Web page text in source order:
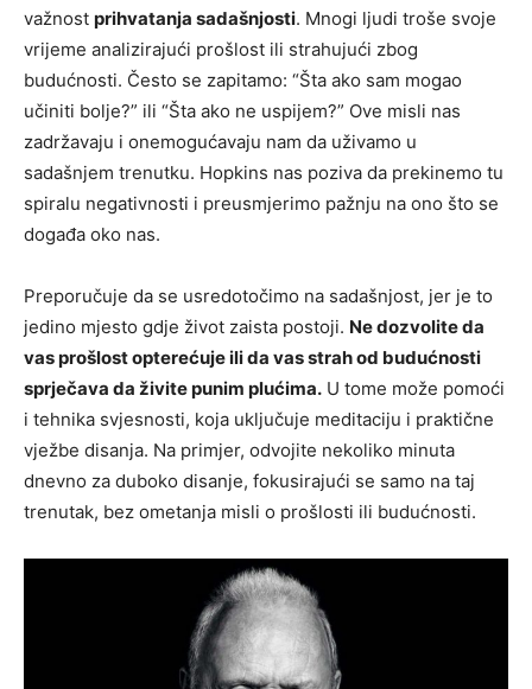
važnost prihvatanja sadašnjosti. Mnogi ljudi troše svoje
vrijeme analizirajući prošlost ili strahujući zbog
budućnosti. Često se zapitamo: “Šta ako sam mogao
učiniti bolje?” ili “Šta ako ne uspijem?” Ove misli nas
zadržavaju i onemogućavaju nam da uživamo u
sadašnjem trenutku. Hopkins nas poziva da prekinemo tu
spiralu negativnosti i preusmjerimo pažnju na ono što se
događa oko nas.
Preporučuje da se usredotočimo na sadašnjost, jer je to
jedino mjesto gdje život zaista postoji. Ne dozvolite da
vas prošlost opterećuje ili da vas strah od budućnosti
sprječava da živite punim plućima. U tome može pomoći
i tehnika svjesnosti, koja uključuje meditaciju i praktične
vježbe disanja. Na primjer, odvojite nekoliko minuta
dnevno za duboko disanje, fokusirajući se samo na taj
trenutak, bez ometanja misli o prošlosti ili budućnosti.